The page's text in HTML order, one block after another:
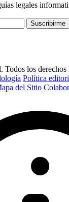
legales
Suscribirme
los derechos
Política
del Sitio